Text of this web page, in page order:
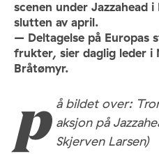
scenen under Jazzahead
slutten av april.
– Deltagelse på Europas
frukter, sier daglig leder i
Bråtømyr.
p å bildet over:
aksjon på
Skjerven Larsen)